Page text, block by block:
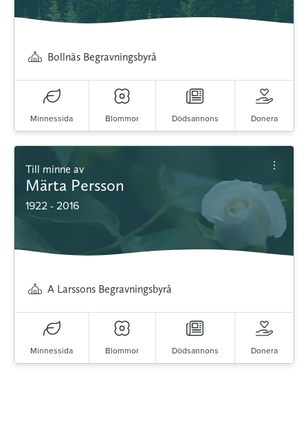
Bollnäs Begravningsbyrå
Minnessida Blommor Dödsannons Donera
Till minne av
Märta Persson
1922 - 2016
A Larssons Begravningsbyrå
Minnessida Blommor Dödsannons Donera